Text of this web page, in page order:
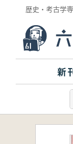
歴史・考古学
新